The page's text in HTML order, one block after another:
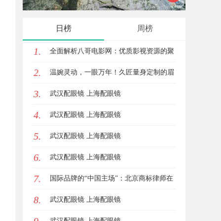
日榜 周榜
1. 全面解析八哥电影网：优质影视资源的聚
集地与观影体验升级方案
2. 温婉灵动，一眼万年！久匠量身定制的眉
眼唇，才是你整张脸的点睛之笔！淡颜系
女生的气质加分项
3. 武汉配眼镜 上海配眼镜
4. 武汉配眼镜 上海配眼镜
5. 武汉配眼镜 上海配眼镜
6. 武汉配眼镜 上海配眼镜
7. 国际品牌的“中国主场”：北京商标律师在
跨境维权中的战略支点
8. 武汉配眼镜 上海配眼镜